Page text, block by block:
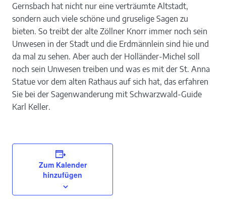
Gernsbach hat nicht nur eine verträumte Altstadt,
sondern auch viele schöne und gruselige Sagen zu
bieten. So treibt der alte Zöllner Knorr immer noch sein
Unwesen in der Stadt und die Erdmännlein sind hie und
da mal zu sehen. Aber auch der Holländer-Michel soll
noch sein Unwesen treiben und was es mit der St. Anna
Statue vor dem alten Rathaus auf sich hat, das erfahren
Sie bei der Sagenwanderung mit Schwarzwald-Guide
Karl Keller.
Zum Kalender
hinzufügen